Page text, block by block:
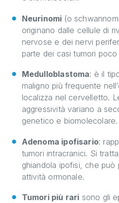
Neurinomi (o
originano dalle cellule di
nervose e dei nervi
parte dei casi tumori poco
Medulloblastoma: è il
maligno più frequente
localizza nel cervelletto.
aggressività variano a
genetico e biomolecolare.
Adenoma ipofisario:
tumori intracranici. Si
ghiandola ipofisi, che può
attività ormonale.
Tumori più rari sono gli